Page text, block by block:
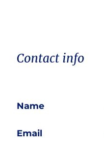
Contact info
Name
Email